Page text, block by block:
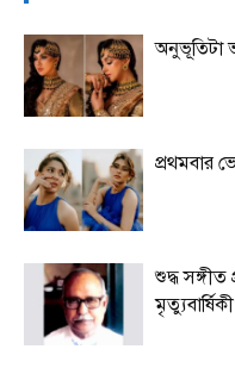
অনুভূতিটা
প্রথমবার
শুদ্ধ